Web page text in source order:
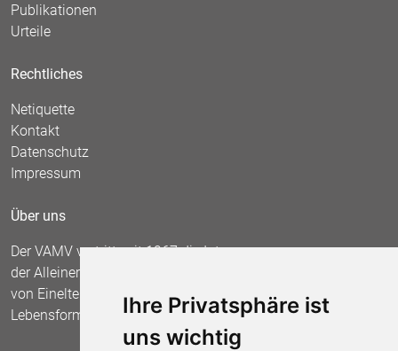
Ihre Privatsphäre ist
uns wichtig
Publikationen
Urteile
Rechtliches
Netiquette
Kontakt
Datenschutz
Impressum
Über uns
Der VAMV vertritt seit 1967 die Interessen
der Alleinerziehenden und fordert die Anerkennung
von Einelternfamilien als gleichberechtigte
Lebensform.